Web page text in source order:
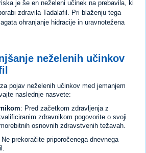
je še en neželeni učinek na prebavila, ki
zdravila Tadalafil. Pri blaženju tega
ohranjanje hidracije in uravnotežena
neželenih učinkov
pojav neželenih učinkov med jemanjem
naslednje nasvete:
: Pred začetkom zdravljenja z
zdravnikom pogovorite o svoji
osnovnih zdravstvenih težavah.
Ne prekoračite priporočenega dnevnega